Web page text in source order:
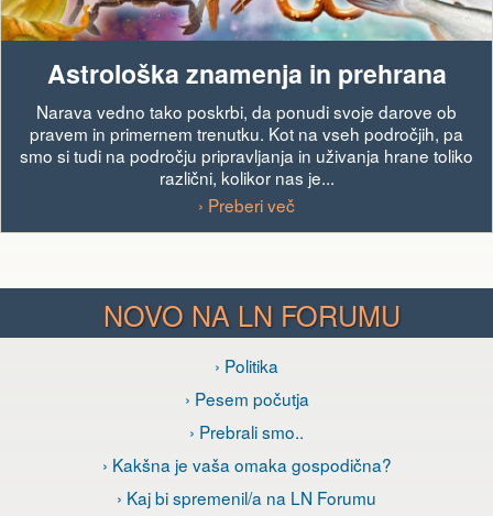
Astrološka znamenja in prehrana
Narava vedno tako poskrbi, da ponudi svoje darove ob
pravem in primernem trenutku. Kot na vseh področjih, pa
smo si tudi na področju pripravljanja in uživanja hrane toliko
različni, kolikor nas je...
› Preberi več
NOVO NA LN FORUMU
› Politika
› Pesem počutja
› Prebrali smo..
› Kakšna je vaša omaka gospodična?
› Kaj bi spremenil/a na LN Forumu